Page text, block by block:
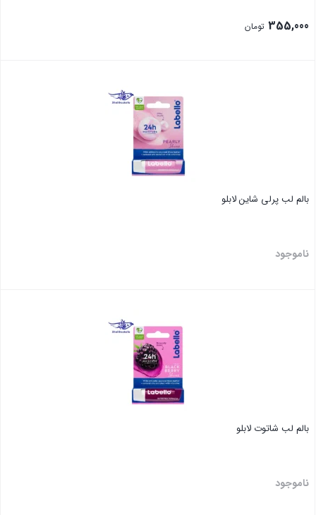
355,000 تومان
بالم لب پرلی شاین لابلو
ناموجود
بالم لب شاتوت لابلو
ناموجود